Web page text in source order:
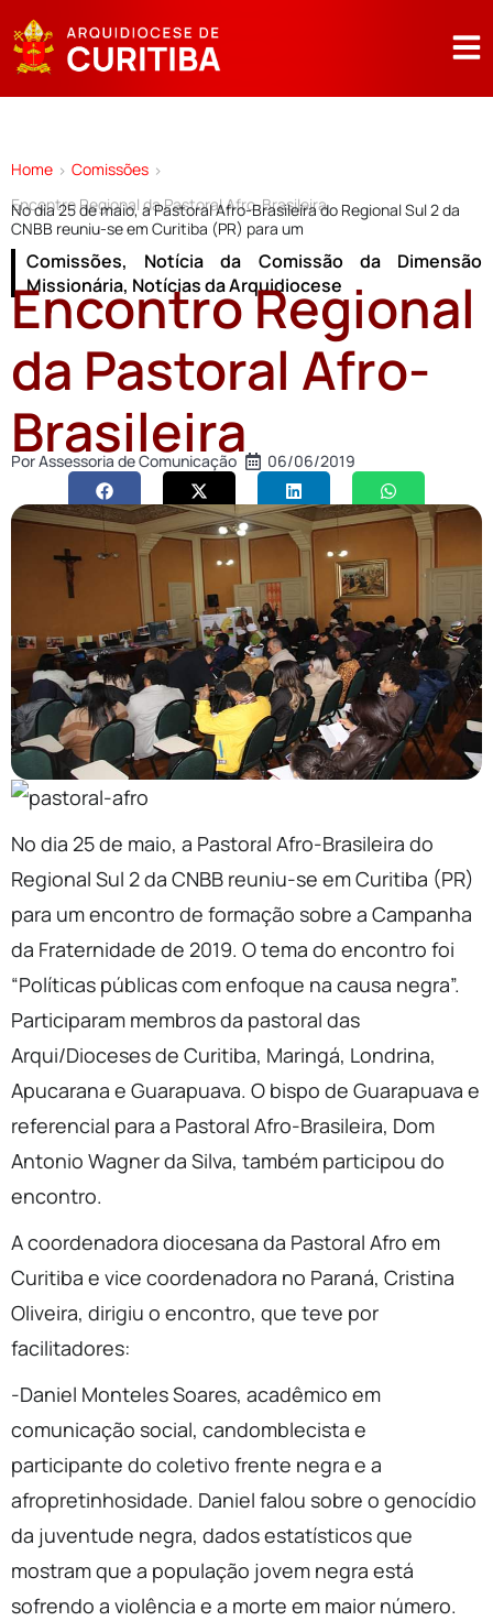
Home > Comissões >
Encontro Regional da Pastoral Afro-Brasileira
No dia 25 de maio, a Pastoral Afro-Brasileira do Regional Sul 2 da
CNBB reuniu-se em Curitiba (PR) para um
Comissões, Notícia da Comissão da Dimensão
Missionária, Notícias da Arquidiocese
Encontro Regional
da Pastoral Afro-
Brasileira
PorAssessoria de Comunicação 06/06/2019
No dia 25 de maio, a Pastoral Afro-Brasileira do
Regional Sul 2 da CNBB reuniu-se em Curitiba (PR)
para um encontro de formação sobre a Campanha
da Fraternidade de 2019. O tema do encontro foi
“Políticas públicas com enfoque na causa negra”.
Participaram membros da pastoral das
Arqui/Dioceses de Curitiba, Maringá, Londrina,
Apucarana e Guarapuava. O bispo de Guarapuava e
referencial para a Pastoral Afro-Brasileira, Dom
Antonio Wagner da Silva, também participou do
encontro.
A coordenadora diocesana da Pastoral Afro em
Curitiba e vice coordenadora no Paraná, Cristina
Oliveira, dirigiu o encontro, que teve por
facilitadores:
-Daniel Monteles Soares, acadêmico em
comunicação social, candomblecista e
participante do coletivo frente negra e a
afropretinhosidade. Daniel falou sobre o genocídio
da juventude negra, dados estatísticos que
mostram que a população jovem negra está
sofrendo a violência e a morte em maior número.